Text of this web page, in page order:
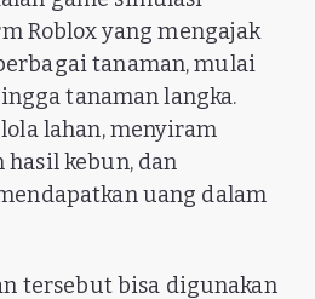
Roblox yang mengajak
tanaman, mulai
tanaman langka.
lahan, menyiram
hasil kebun, dan
uang dalam
tersebut bisa digunakan